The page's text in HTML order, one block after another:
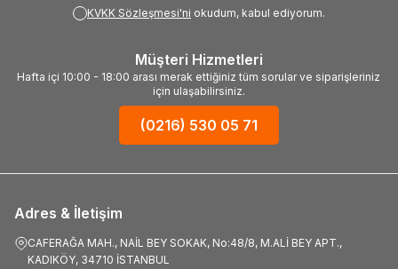
KVKK Sözleşmesi'ni okudum, kabul ediyorum.
Müşteri Hizmetleri
Hafta içi 10:00 - 18:00 arası merak ettiğiniz tüm sorular ve siparişleriniz
için ulaşabilirsiniz.
(0216) 530 05 71
Adres & İletişim
CAFERAĞA MAH., NAİL BEY SOKAK, No:48/8, M.ALİ BEY APT.,
KADIKÖY, 34710 İSTANBUL